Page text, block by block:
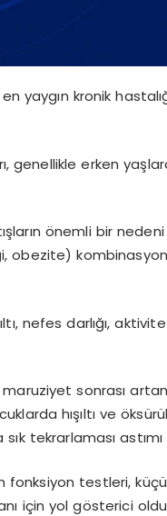
yaygın kronik
genellikle erken
önemli bir
obezite)
nefes darlığı, aktivite
sonrası
hışıltı ve
tekrarlaması
testleri,
için yol gösterici